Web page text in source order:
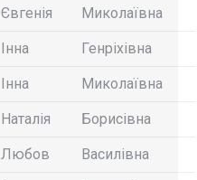
Євгенія Миколаївна
Інна Генріхівна
Інна Миколаївна
Наталія Борисівна
Любов Василівна